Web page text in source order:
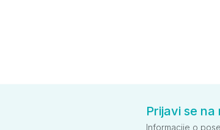
Prijavi se
Informacije o